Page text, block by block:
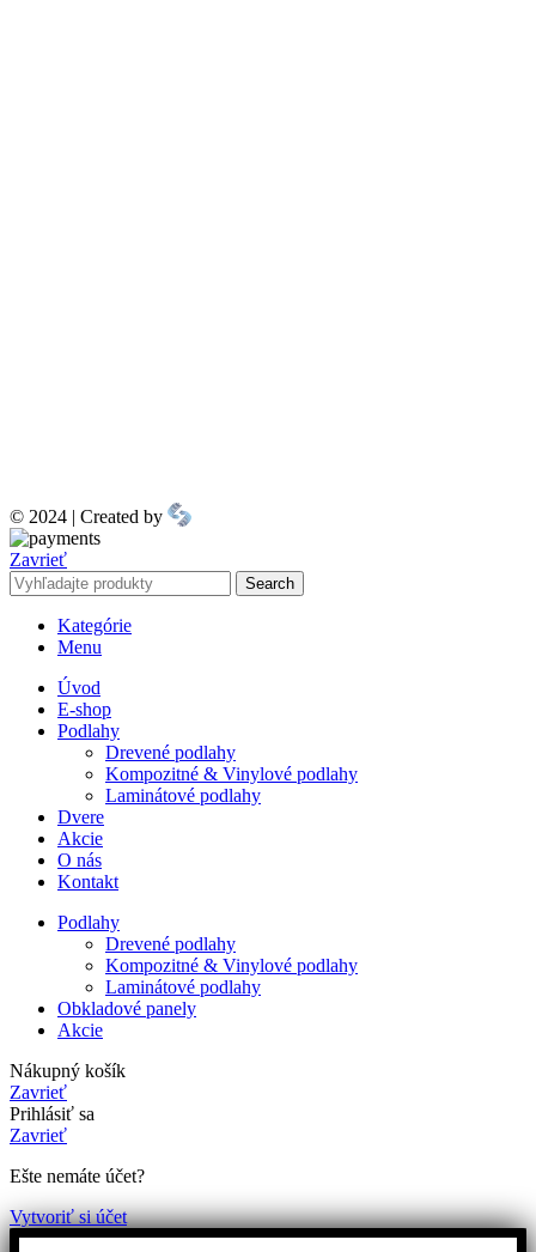
© 2024 | Created by
Zavrieť
Search
Kategórie
Menu
Úvod
E-shop
Podlahy
Drevené podlahy
Kompozitné & Vinylové podlahy
Laminátové podlahy
Dvere
Akcie
O nás
Kontakt
Podlahy
Drevené podlahy
Kompozitné & Vinylové podlahy
Laminátové podlahy
Obkladové panely
Akcie
Nákupný košík
Zavrieť
Prihlásiť sa
Zavrieť
Ešte nemáte účet?
Vytvoriť si účet